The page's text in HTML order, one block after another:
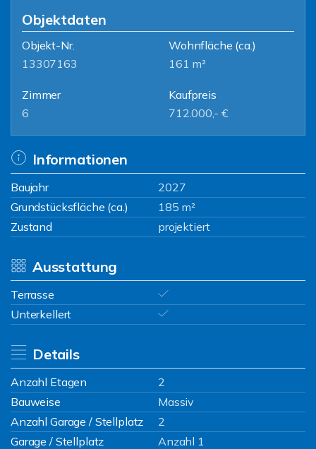
Objektdaten
Objekt-Nr.
13307163
Wohnfläche (ca.)
161 m²
Zimmer
6
Kaufpreis
712.000,- €
Informationen
Baujahr
2027
Grundstücksfläche (ca.)
185 m²
Zustand
projektiert
Ausstattung
Terrasse
Unterkellert
Details
Anzahl Etagen
2
Bauweise
Massiv
Anzahl Garage / Stellplatz
2
Garage / Stellplatz
Anzahl 1